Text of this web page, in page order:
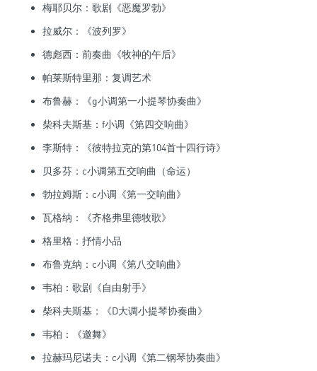
梅耶贝尔：歌剧《恶魔罗勃》
拉威尔：《波列罗》
德彪西：前奏曲《牧神的午后》
帕莱斯特里那：复调艺术
布鲁赫：《g小调第一小提琴协奏曲》
柴科夫斯基：f小调《第四交响曲》
李斯特：《彼特拉克的第104首十四行诗》
贝多芬：c小调第五交响曲（命运）
勃拉姆斯：c小调《第一交响曲》
瓦格纳：《齐格弗里德牧歌》
格里格：抒情小品
布鲁克纳：c小调《第八交响曲》
韦柏：歌剧《自由射手》
柴科夫斯基：《D大调小提琴协奏曲》
韦柏：《邀舞》
拉赫玛尼诺夫：c小调《第二钢琴协奏曲》